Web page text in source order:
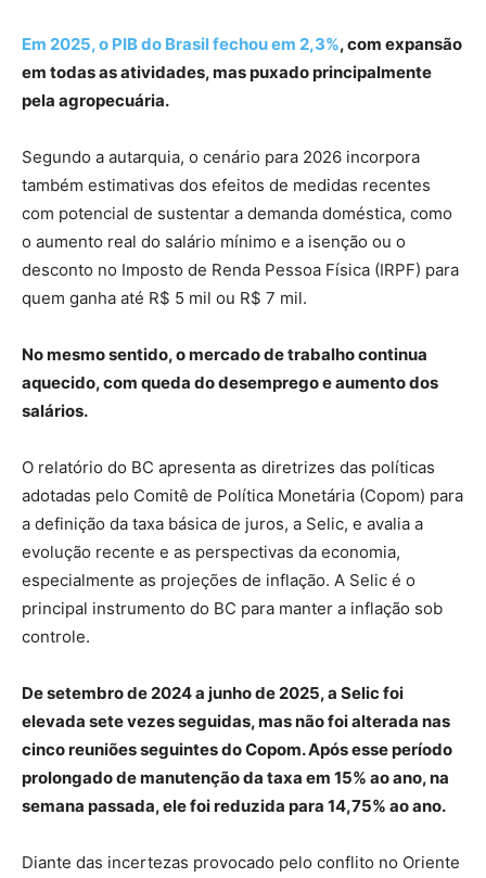
Em 2025, o PIB do Brasil fechou em 2,3%, com expansão
em todas as atividades, mas puxado principalmente
pela agropecuária.
Segundo a autarquia, o cenário para 2026 incorpora
também estimativas dos efeitos de medidas recentes
com potencial de sustentar a demanda doméstica, como
o aumento real do salário mínimo e a isenção ou o
desconto no Imposto de Renda Pessoa Física (IRPF) para
quem ganha até R$ 5 mil ou R$ 7 mil.
No mesmo sentido, o mercado de trabalho continua
aquecido, com queda do desemprego e aumento dos
salários.
O relatório do BC apresenta as diretrizes das políticas
adotadas pelo Comitê de Política Monetária (Copom) para
a definição da taxa básica de juros, a Selic, e avalia a
evolução recente e as perspectivas da economia,
especialmente as projeções de inflação. A Selic é o
principal instrumento do BC para manter a inflação sob
controle.
De setembro de 2024 a junho de 2025, a Selic foi
elevada sete vezes seguidas, mas não foi alterada nas
cinco reuniões seguintes do Copom. Após esse período
prolongado de manutenção da taxa em 15% ao ano, na
semana passada, ele foi reduzida para 14,75% ao ano.
Diante das incertezas provocado pelo conflito no Oriente